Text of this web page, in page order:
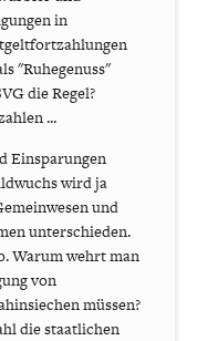
in
"Ruhegenuss"
die Regel?
...
Einsparungen
wird ja
und
unterschieden.
Warum wehrt man
von
müssen?
die staatlichen